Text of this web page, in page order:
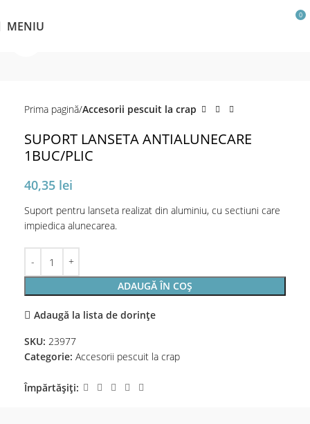
MENIU
0
Prima pagină Accesorii pescuit la crap
SUPORT LANSETA ANTIALUNECARE
1BUC/PLIC
40,35 lei
Suport pentru lanseta realizat din aluminiu, cu sectiuni care
impiedica alunecarea.
ADAUGĂ ÎN COȘ
Adaugă la lista de dorințe
SKU: 23977
Categorie: Accesorii pescuit la crap
Împărtășiți: